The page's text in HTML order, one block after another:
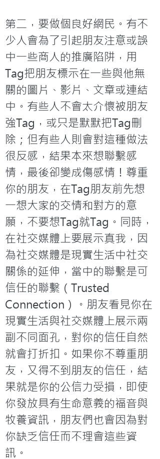
第二，要做個良好網民。有不
少人會為了引起朋友注意或誤
中一些商人的推廣陷阱，用
Tag把朋友標示在一些與他無
關的圖片、影片、文章或連結
中。有些人不會太介懷被朋友
強Tag，或只是默默把Tag刪
除；但有些人則會對這種做法
很反感，結果本來想聯繫感
情，最後卻變成傷感情！尊重
你的朋友，在Tag朋友前先想
一想大家的交情和對方的意
願，不要想Tag就Tag。同時，
在社交媒體上要展示真我，因
為社交媒體是現實生活中社交
關係的延伸，當中的聯繫是可
信任的聯繫（Trusted
Connection）。朋友看見你在
現實生活與社交媒體上展示兩
副不同面孔，對你的信任自然
就會打折扣。如果你不尊重朋
友，又得不到朋友的信任，結
果就是你的公信力受損，即使
你發放具有生命意義的福音與
牧養資訊，朋友們也會因為對
你缺乏信任而不理會這些資
訊。